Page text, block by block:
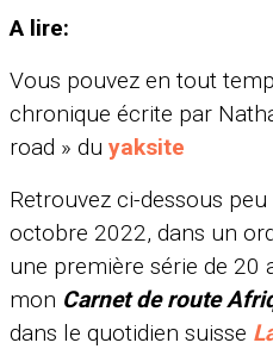
A lire:
Vous pouvez en tout
chronique écrite par
road » du yaksite
Retrouvez ci-dessous
octobre 2022, dans un
une première série de 20
mon Carnet de route
dans le quotidien suisse